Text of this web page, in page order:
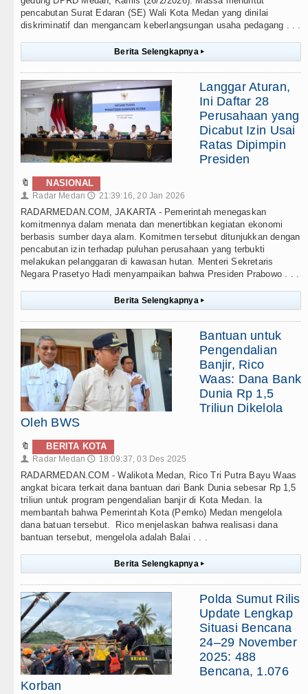
pencabutan Surat Edaran (SE) Wali Kota Medan yang dinilai
diskriminatif dan mengancam keberlangsungan usaha pedagang . . .
Berita Selengkapnya ▸
Langgar Aturan,
Ini Daftar 28
Perusahaan yang
Dicabut Izin Usai
Ratas Dipimpin
Presiden
🔖 NASIONAL
👤 Radar Medan 🕔 21:39:16, 20 Jan 2026
RADARMEDAN.COM, JAKARTA - Pemerintah menegaskan
komitmennya dalam menata dan menertibkan kegiatan ekonomi
berbasis sumber daya alam. Komitmen tersebut ditunjukkan dengan
pencabutan izin terhadap puluhan perusahaan yang terbukti
melakukan pelanggaran di kawasan hutan. Menteri Sekretaris
Negara Prasetyo Hadi menyampaikan bahwa Presiden Prabowo . . .
Berita Selengkapnya ▸
Bantuan untuk
Pengendalian
Banjir, Rico
Waas: Dana Bank
Dunia Rp 1,5
Triliun Dikelola
Oleh BWS
🔖 BERITA KOTA
👤 Radar Medan 🕔 18:09:37, 03 Des 2025
RADARMEDAN.COM - Walikota Medan, Rico Tri Putra Bayu Waas
angkat bicara terkait dana bantuan dari Bank Dunia sebesar Rp 1,5
triliun untuk program pengendalian banjir di Kota Medan. Ia
membantah bahwa Pemerintah Kota (Pemko) Medan mengelola
dana batuan tersebut. Rico menjelaskan bahwa realisasi dana
bantuan tersebut, mengelola adalah Balai . . .
Berita Selengkapnya ▸
Polda Sumut Rilis
Update Lengkap
Situasi Bencana
24–29 November
2025: 488
Bencana, 1.076
Korban